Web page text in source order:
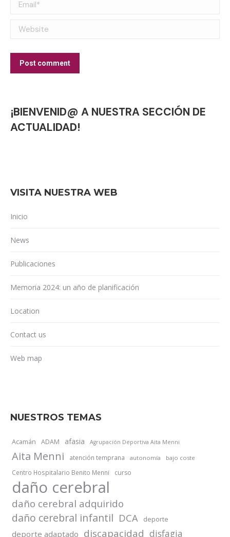
Website
Post comment
¡BIENVENID@ A NUESTRA SECCIÓN DE
ACTUALIDAD!
VISITA NUESTRA WEB
Inicio
News
Publicaciones
Memoria 2024: un año de planificación
Location
Contact us
Web map
NUESTROS TEMAS
Acamán ADAM afasia Agrupación Deportiva Aita Menni
Aita Menni atención temprana autonomía bajo coste
Centro Hospitalario Benito Menni curso
daño cerebral
daño cerebral adquirido
daño cerebral infantil DCA deporte
deporte adaptado discapacidad disfagia